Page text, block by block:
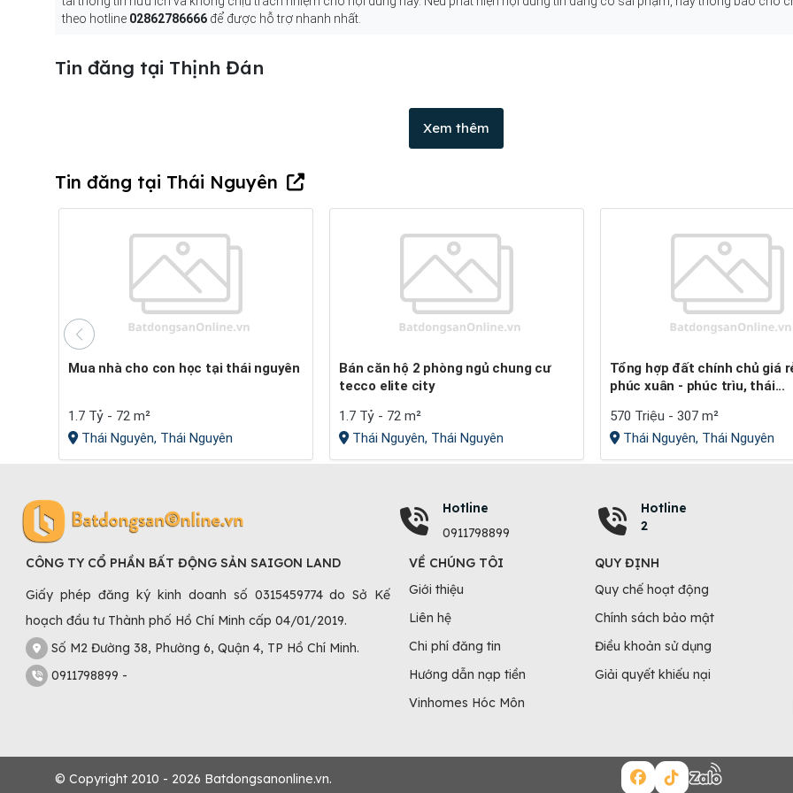
theo hotline 02862786666 để được hỗ trợ nhanh nhất.
Tin đăng tại Thịnh Đán
Xem thêm
Tin đăng tại Thái Nguyên
Mua nhà cho con học tại thái nguyên
1.7 Tỷ - 72 m²
Thái Nguyên, Thái Nguyên
Bán căn hộ 2 phòng ngủ chung cư
tecco elite city
1.7 Tỷ - 72 m²
Thái Nguyên, Thái Nguyên
Tổng hợp đất chính chủ giá rẻ tại
phúc xuân - phúc trìu, thái...
570 Triệu - 307 m²
Thái Nguyên, Thái Nguyên
Hotline
0911798899
Hotline
2
CÔNG TY CỔ PHẦN BẤT ĐỘNG SẢN SAIGON LAND
Giấy phép đăng ký kinh doanh số 0315459774 do Sở Kế
hoạch đầu tư Thành phố Hồ Chí Minh cấp 04/01/2019.
Số M2 Đường 38, Phường 6, Quận 4, TP Hồ Chí Minh.
0911798899 -
VỀ CHÚNG TÔI
Giới thiệu
Liên hệ
Chi phí đăng tin
Hướng dẫn nạp tiền
Vinhomes Hóc Môn
QUY ĐỊNH
Quy chế hoạt động
Chính sách bảo mật
Điều khoản sử dụng
Giải quyết khiếu nại
© Copyright 2010 - 2026 Batdongsanonline.vn.